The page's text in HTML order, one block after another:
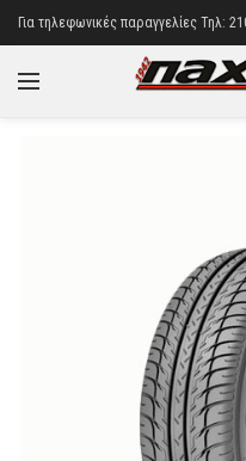
Για τηλεφωνικές παραγγελίες Τηλ: